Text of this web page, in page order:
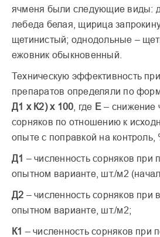
ячменя были следующие виды:
лебеда белая, щирица
щетинистый; однодольные –
ежовник обыкновенный.
Техническую эффективность
препаратов определяли по
Д1 х К2) х 100 , где Е– снижение
сорняков по отношению к
опыте с поправкой на контроль,
Д1 – численность сорняков при
опытном варианте, шт./м2
Д2 – численность сорняков при
опытном варианте, шт./м2;
К1 – численность сорняков при